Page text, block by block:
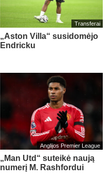
Transferai
„Aston Villa“ susidomėjo
Endricku
Anglijos Premier League
„Man Utd“ suteikė naują
numerį M. Rashfordui